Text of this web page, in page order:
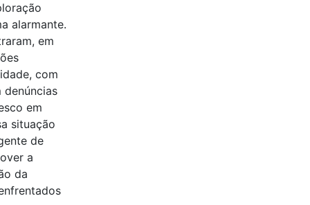
alarmante.
em
com
denúncias
em
situação
de
a
da